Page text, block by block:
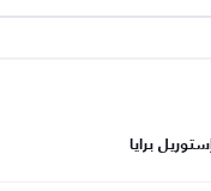
إستوريل برايا